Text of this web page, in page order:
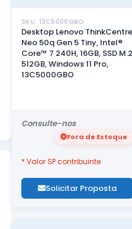
SKU: 13C5000GBO
Desktop Lenovo ThinkCentre
Neo 50q Gen 5 Tiny, Intel®
Core™ 7 240H, 16GB, SSD M.2
512GB, Windows 11 Pro,
13C5000GBO
Consulte-nos
Fora de Estoque
* Valor SP contribuinte
Solicitar Proposta